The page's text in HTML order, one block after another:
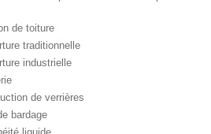
de toiture
traditionnelle
industrielle
de verrières
bardage